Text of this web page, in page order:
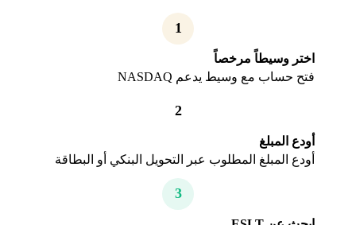
1
اختر وسيطاً مرخصاً
فتح حساب مع وسيط يدعم NASDAQ
2
أودع المبلغ
أودع المبلغ المطلوب عبر التحويل البنكي أو البطاقة
3